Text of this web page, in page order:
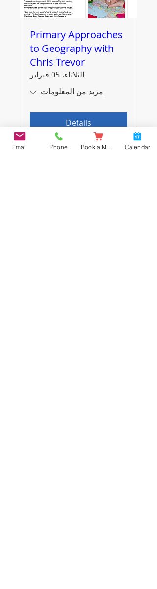
Primary Approaches
to Geography with
Chris Trevor
الثلاثاء، 05 فبراير
مزيد من المعلومات
Details
Email Phone Calendar